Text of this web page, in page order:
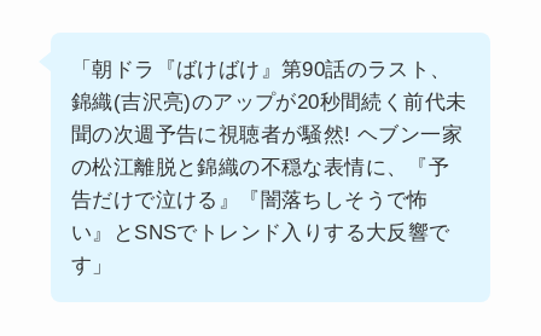
「朝ドラ『ばけばけ』第90話のラスト、
錦織(吉沢亮)のアップが20秒間続く前代未
聞の次週予告に視聴者が騒然! ヘブン一家
の松江離脱と錦織の不穏な表情に、『予
告だけで泣ける』『闇落ちしそうで怖
い』とSNSでトレンド入りする大反響で
す」